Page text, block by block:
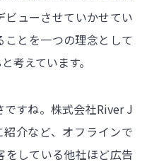
ューさせていかせてい
ことを一つの理念として
考えています。
すね。株式会社River J
介など、オフラインで
している他社ほど広告